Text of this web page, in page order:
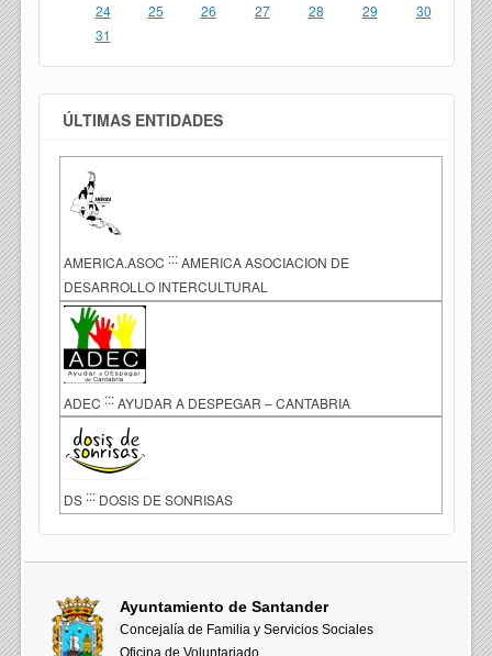
24
25 26 27 28 29
30
31
ÚLTIMAS ENTIDADES
AMERICA.ASOC ::: AMERICA ASOCIACION DE
DESARROLLO INTERCULTURAL
ADEC ::: AYUDAR A DESPEGAR – CANTABRIA
DS ::: DOSIS DE SONRISAS
Ayuntamiento de Santander
Concejalía de Familia y Servicios Sociales
Oficina de Voluntariado